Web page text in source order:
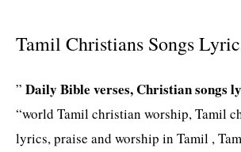
Tamil Christians Songs
” Daily Bible verses, Christian songs
“world Tamil christian worship, Tamil
lyrics, praise and worship in Tamil ,